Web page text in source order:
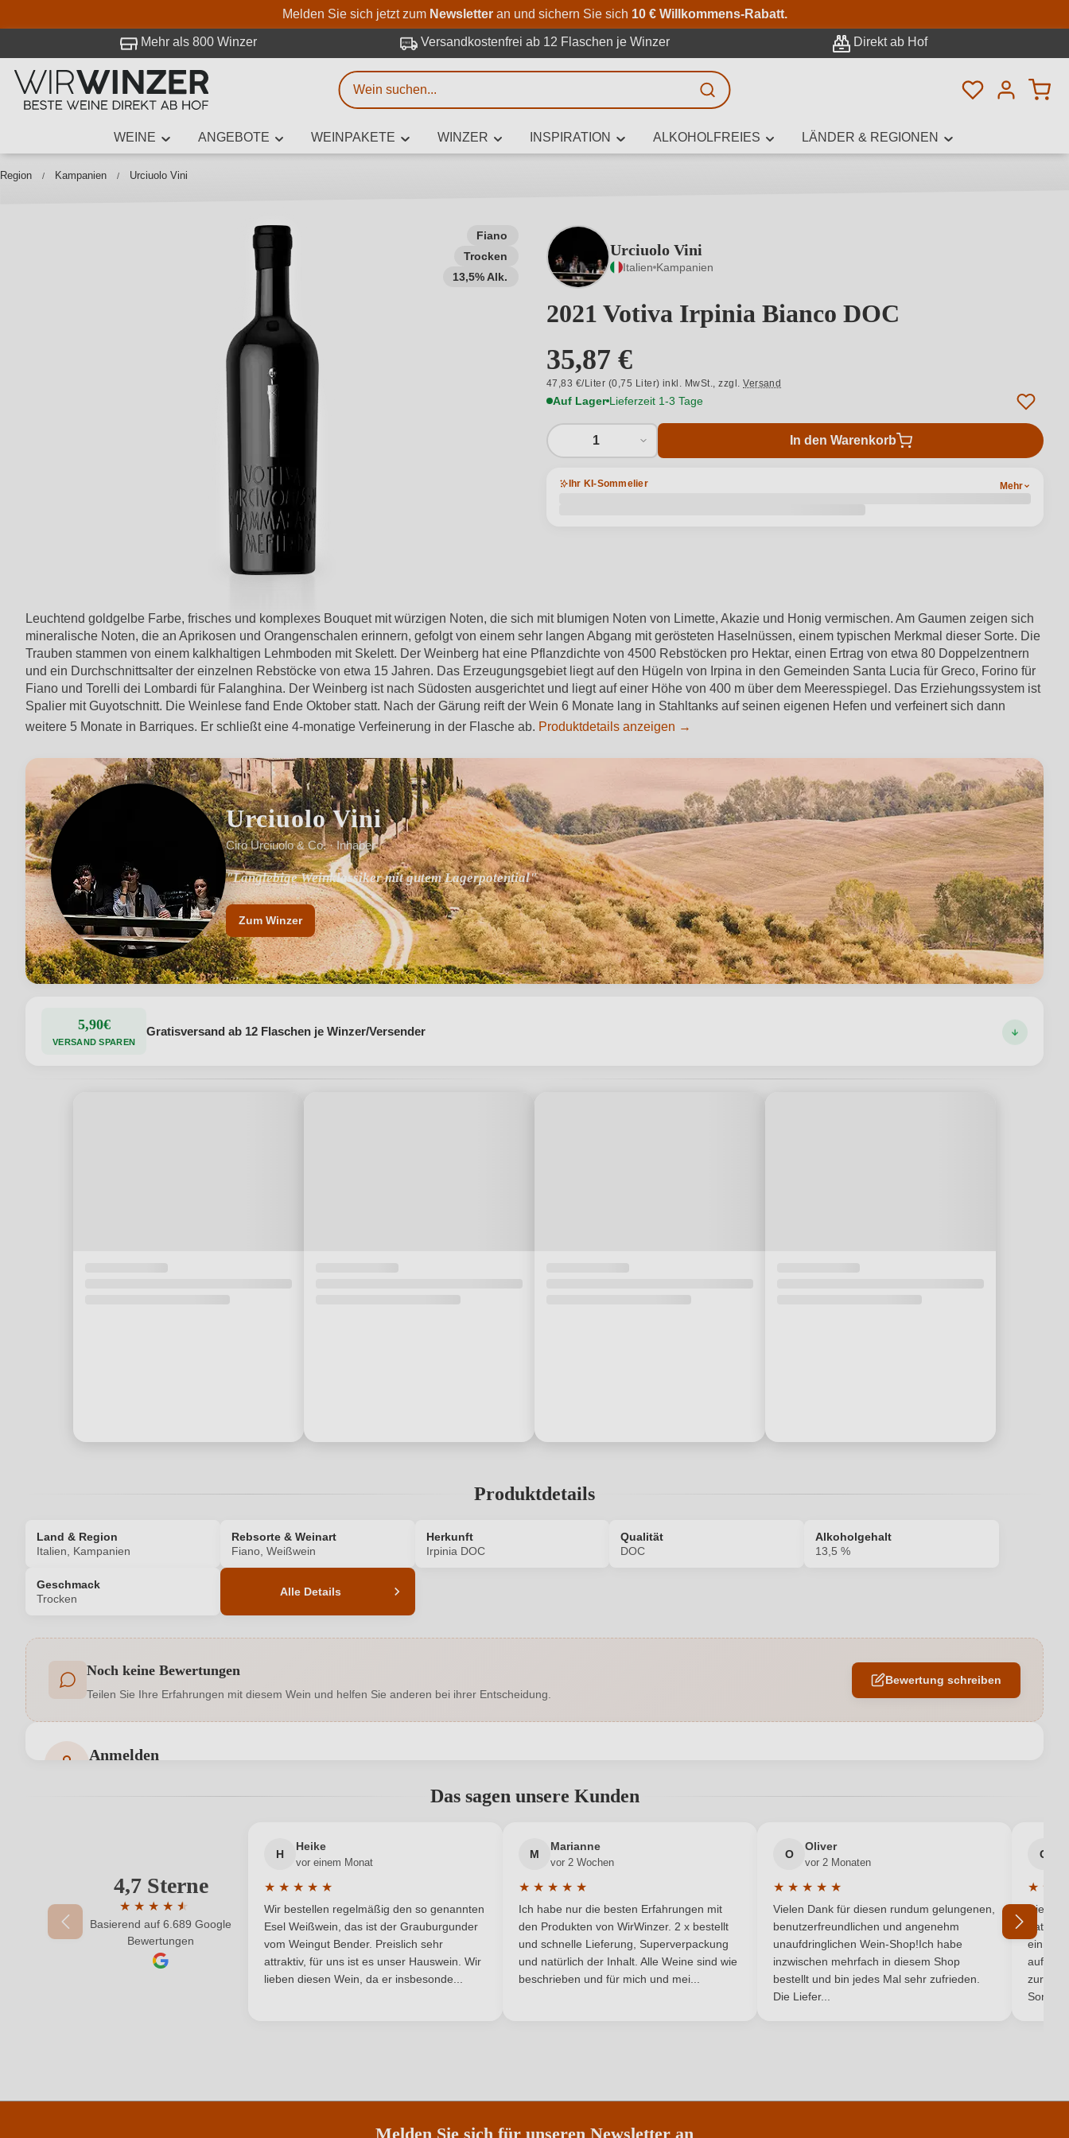
Zum Hauptinhalt springen
Zur Suche springen
Zur Hauptnavigation springen
Melden Sie sich jetzt zum Newsletteran und sichern Sie sich 10 € Willkommens-Rabatt.
Mehr als 800 Winzer Versandkostenfrei ab 12 Flaschen je Winzer Direkt ab Hof
Du hast 0
WEINE ANGEBOTE WEINPAKETE WINZER INSPIRATION ALKOHOLFREIES LÄNDER & REGIONEN
Region Kampanien Urciuolo Vini
Fiano
Trocken
13,5% Alk.
Urciuolo Vini
Italien Kampanien
2021 Votiva Irpinia Bianco DOC
35,87 €
47,83 €/Liter (0,75 Liter) inkl. MwSt.,zzgl.Versand
Auf Lager Lieferzeit 1-3 Tage
1 In den Warenkorb
Ihr KI-Sommelier Mehr
Leuchtend goldgelbe Farbe, frisches und komplexes Bouquet mit würzigen Noten, die sich mit blumigen Noten von Limette, Akazie und Honig vermischen. Am Gaumen zeigen sich
mineralische Noten, die an Aprikosen und Orangenschalen erinnern, gefolgt von einem sehr langen Abgang mit gerösteten Haselnüssen, einem typischen Merkmal dieser Sorte. Die
Trauben stammen von einem kalkhaltigen Lehmboden mit Skelett. Der Weinberg hat eine Pflanzdichte von 4500 Rebstöcken pro Hektar, einen Ertrag von etwa 80 Doppelzentnern
und ein Durchschnittsalter der einzelnen Rebstöcke von etwa 15 Jahren. Das Erzeugungsgebiet liegt auf den Hügeln von Irpina in den Gemeinden Santa Lucia für Greco, Forino für
Fiano und Torelli dei Lombardi für Falanghina. Der Weinberg ist nach Südosten ausgerichtet und liegt auf einer Höhe von 400 m über dem Meeresspiegel. Das Erziehungssystem ist
Spalier mit Guyotschnitt. Die Weinlese fand Ende Oktober statt. Nach der Gärung reift der Wein 6 Monate lang in Stahltanks auf seinen eigenen Hefen und verfeinert sich dann
weitere 5 Monate in Barriques. Er schließt eine 4-monatige Verfeinerung in der Flasche ab. Produktdetails anzeigen →
Urciuolo Vini
Ciro Urciuolo & Co. · Inhaber
"Langlebige Weinklassiker mit gutem Lagerpotential"
"Mystische Weinlagen am Heiligtum antiker Götter"
Zum Winzer
5,90€
VERSAND SPAREN
Gratisversand ab 12 Flaschen je Winzer/Versender
Produktdetails
Land & Region
Italien, Kampanien
Rebsorte & Weinart
Fiano, Weißwein
Herkunft
Irpinia DOC
Qualität
DOC
Alkoholgehalt
13,5 %
Geschmack
Trocken
Alle Details
Allergene Irpinia DOC
Geschmack Urciuolo Vini
Region Kampanien
Weinart Weißwein
Noch keine Bewertungen
Teilen Sie Ihre Erfahrungen mit diesem Wein und helfen Sie anderen bei ihrer Entscheidung.
Bewertung schreiben
Anmelden
Ihre E-Mail-Adresse
Ihr Passwort
Ich habe mein Passwort vergessen
Das sagen unsere Kunden
4,7 Sterne
★ ★ ★ ★ ★
★
Durchschnittliche Bewertung von 4.7 von 5 Sternen
Basierend auf 6.689 Google
Bewertungen
H
Heike
vor einem Monat
★ ★ ★ ★ ★
Durchschnittliche Bewertung von 5 von 5 Sternen
Wir bestellen regelmäßig den so genannten
Esel Weißwein, das ist der Grauburgunder
vom Weingut Bender. Preislich sehr
attraktiv, für uns ist es unser Hauswein. Wir
lieben diesen Wein, da er insbesonde...
M
Marianne
vor 2 Wochen
★ ★ ★ ★ ★
Durchschnittliche Bewertung von 5 von 5 Sternen
Ich habe nur die besten Erfahrungen mit
den Produkten von WirWinzer. 2 x bestellt
und schnelle Lieferung, Superverpackung
und natürlich der Inhalt. Alle Weine sind wie
beschrieben und für mich und mei...
O
Oliver
vor 2 Monaten
★ ★ ★ ★ ★
Durchschnittliche Bewertung von 5 von 5 Sternen
Vielen Dank für diesen rundum gelungenen,
benutzerfreundlichen und angenehm
unaufdringlichen Wein-Shop!Ich habe
inzwischen mehrfach in diesem Shop
bestellt und bin jedes Mal sehr zufrieden.
Die Liefer...
G
★ ★
Die
hat
einmal
auf
zurück
Son...
Melden Sie sich für unseren Newsletter an
Weinsuche
Mindestens 3 Zeichen eingeben
Erweiterte Suche
Beschreiben Sie, welchen Wein Sie suchen – ob nach Geschmack, Anlass, Weinnamen,
Rebsorte, Region, Winzer oder anderen Kriterien.
bei WirWinzer.